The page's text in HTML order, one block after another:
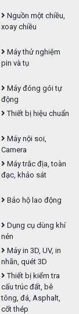
Nguồn một chiều,
xoay chiều
Máy thử nghiệm
pin và tụ
Máy đóng gói tự
động
Thiết bị hiệu chuẩn
Máy nội soi,
Camera
Máy trắc địa, toàn
đạc, khảo sát
Bảo hộ lao động
Dụng cụ dùng khí
nén
Máy in 3D, UV, in
nhãn, quét 3D
Thiết bị kiểm tra
cấu trúc đất, bê
tông, đá, Asphalt,
cốt thép